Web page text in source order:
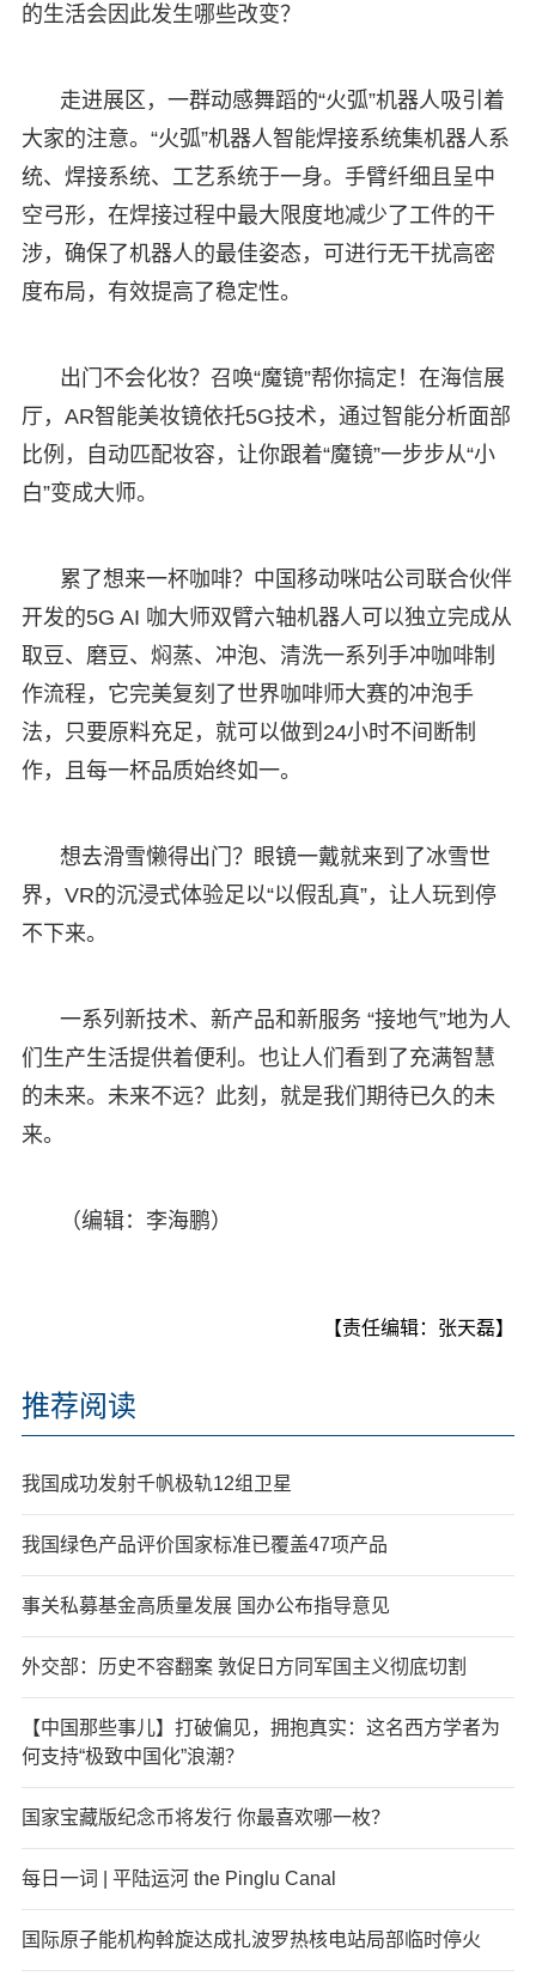
的生活会因此发生哪些改变？
走进展区，一群动感舞蹈的“火弧”机器人吸引着
大家的注意。“火弧”机器人智能焊接系统集机器人系
统、焊接系统、工艺系统于一身。手臂纤细且呈中
空弓形，在焊接过程中最大限度地减少了工件的干
涉，确保了机器人的最佳姿态，可进行无干扰高密
度布局，有效提高了稳定性。
出门不会化妆？召唤“魔镜”帮你搞定！在海信展
厅，AR智能美妆镜依托5G技术，通过智能分析面部
比例，自动匹配妆容，让你跟着“魔镜”一步步从“小
白”变成大师。
累了想来一杯咖啡？中国移动咪咕公司联合伙伴
开发的5G AI 咖大师双臂六轴机器人可以独立完成从
取豆、磨豆、焖蒸、冲泡、清洗一系列手冲咖啡制
作流程，它完美复刻了世界咖啡师大赛的冲泡手
法，只要原料充足，就可以做到24小时不间断制
作，且每一杯品质始终如一。
想去滑雪懒得出门？眼镜一戴就来到了冰雪世
界，VR的沉浸式体验足以“以假乱真”，让人玩到停
不下来。
一系列新技术、新产品和新服务 “接地气”地为人
们生产生活提供着便利。也让人们看到了充满智慧
的未来。未来不远？此刻，就是我们期待已久的未
来。
（编辑：李海鹏）
【责任编辑：张天磊】
推荐阅读
我国成功发射千帆极轨12组卫星
我国绿色产品评价国家标准已覆盖47项产品
事关私募基金高质量发展 国办公布指导意见
外交部：历史不容翻案 敦促日方同军国主义彻底切割
【中国那些事儿】打破偏见，拥抱真实：这名西方学者为
何支持“极致中国化”浪潮？
国家宝藏版纪念币将发行 你最喜欢哪一枚？
每日一词 | 平陆运河 the Pinglu Canal
国际原子能机构斡旋达成扎波罗热核电站局部临时停火